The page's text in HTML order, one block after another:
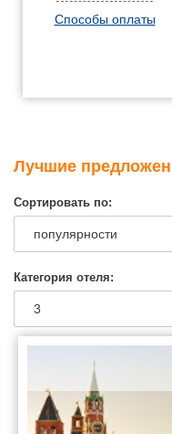
Способы оплаты
Лучшие
Сортировать по:
Категория отеля: